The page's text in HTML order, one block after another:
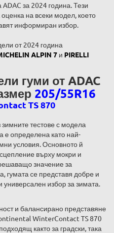
за 2024 година. Тези
на всеки модел, което
информиран избор.
от 2024 година
ALPIN 7 и PIRELLI
гуми от ADAC
205/55R16
TS 870
тестове с модела
е определена като най-
условия. Основното й
върху мокри и
значение за
гумата се представя добре и
универсален избор за зимата.
и балансирано представяне
WinterContact TS 870
както за градски, така